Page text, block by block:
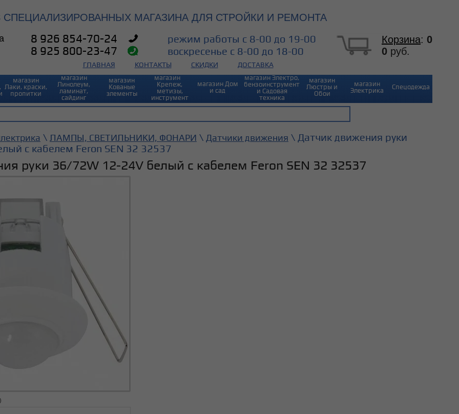
СПЕЦИАЛИЗИРОВАННЫХ МАГАЗИНА ДЛЯ СТРОЙКИ И РЕМОНТА
8 926 854-70-24
8 925 800-23-47
режим работы с 8-00 до 19-00
воскресенье с 8-00 до 18-00
Корзина: 0
0 руб.
ГЛАВНАЯ КОНТАКТЫ СКИДКИ ДОСТАВКА
магазин
Лаки, краски,
пропитки
магазин
Линолеум,
ламинат,
сайдинг
магазин
Кованые
элементы
магазин⠀
Крепеж,
метизы,
инструмент
магазин Дом
и сад
магазин Электро,
бензоинструмент
и Садовая
техника
магазин
Люстры и
Обои
магазин
Электрика
Спецодежда
\ ЛАМПЫ, СВЕТИЛЬНИКИ, ФОНАРИ \ Датчики движения \ Датчик движения руки
с кабелем Feron SEN 32 32537
руки 36/72W 12-24V белый с кабелем Feron SEN 32 32537